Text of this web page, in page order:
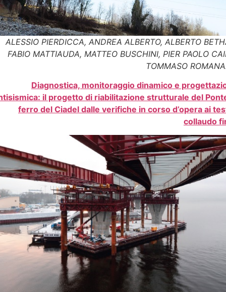
ALESSIO PIERDICCA, ANDREA ALBERTO, ALBERTO
FABIO MATTIAUDA, MATTEO BUSCHINI, PIER PAOLO
TOMMASO
Diagnostica, monitoraggio dinamico e
il progetto di riabilitazione strutturale del
ferro del Ciadel dalle verifiche in corso d’opera ai
collaudo